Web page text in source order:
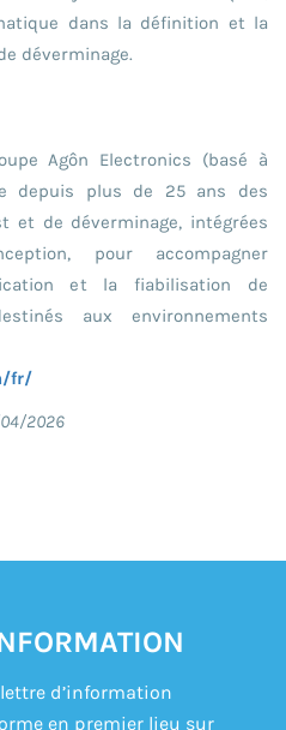
dans la définition et la
déverminage.
Agôn Electronics (basé à
depuis plus de 25 ans des
et de déverminage, intégrées
pour accompagner
et la fiabilisation de
aux environnements
fr/
2026
d’information
en premier lieu sur